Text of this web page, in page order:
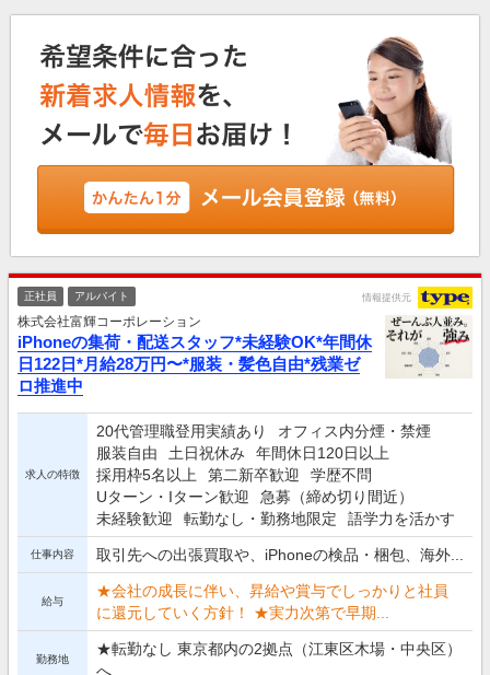
正社員 アルバイト 情報提供元
株式会社富輝コーポレーション
iPhoneの集荷・配送スタッフ*未経験OK*年間休
日122日*月給28万円〜*服装・髪色自由*残業ゼ
ロ推進中
求人の特徴
20代管理職登用実績あり
オフィス内分煙・禁煙
服装自由
土日祝休み
年間休日120日以上
採用枠5名以上
第二新卒歓迎
学歴不問
Uターン・Iターン歓迎
急募（締め切り間近）
未経験歓迎
転勤なし・勤務地限定 語学力を活かす
仕事内容 取引先への出張買取や、iPhoneの検品・梱包、海外...
給与
★会社の成長に伴い、昇給や賞与でしっかりと社員
に還元していく方針！ ★実力次第で早期...
勤務地
★転勤なし 東京都内の2拠点（江東区木場・中央区）
へ...